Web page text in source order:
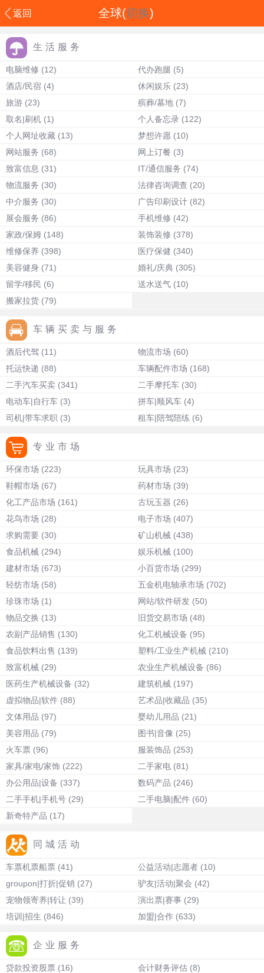
返回 全球(切换)
生活服务
电脑维修 (12) 代办跑腿 (5)
酒店/民宿 (4) 休闲娱乐 (23)
旅游 (23) 殡葬/墓地 (7)
取名|刷机 (1) 个人备忘录 (122)
个人网址收藏 (13) 梦想许愿 (10)
网站服务 (68) 网上订餐 (3)
致富信息 (31) IT/通信服务 (74)
物流服务 (30) 法律咨询调查 (20)
中介服务 (30) 广告印刷设计 (82)
展会服务 (86) 手机维修 (42)
家政/保姆 (148) 装饰装修 (378)
维修保养 (398) 医疗保健 (340)
美容健身 (71) 婚礼/庆典 (305)
留学/移民 (6) 送水送气 (10)
搬家拉货 (79)
车辆买卖与服务
酒后代驾 (11) 物流市场 (60)
托运快递 (88) 车辆配件市场 (168)
二手汽车买卖 (341) 二手摩托车 (30)
电动车|自行车 (3) 拼车|顺风车 (4)
司机|带车求职 (3) 租车|陪驾陪练 (6)
专业市场
环保市场 (223) 玩具市场 (23)
鞋帽市场 (67) 药材市场 (39)
化工产品市场 (161) 古玩玉器 (26)
花鸟市场 (28) 电子市场 (407)
求购需要 (30) 矿山机械 (438)
食品机械 (294) 娱乐机械 (100)
建材市场 (673) 小百货市场 (299)
轻纺市场 (58) 五金机电轴承市场 (702)
珍珠市场 (1) 网站/软件研发 (50)
物品交换 (13) 旧货交易市场 (48)
农副产品销售 (130) 化工机械设备 (95)
食品饮料出售 (139) 塑料/工业生产机械 (210)
致富机械 (29) 农业生产机械设备 (86)
医药生产机械设备 (32) 建筑机械 (197)
虚拟物品|软件 (88) 艺术品|收藏品 (35)
文体用品 (97) 婴幼儿用品 (21)
美容用品 (79) 图书|音像 (25)
火车票 (96) 服装饰品 (253)
家具/家电/家饰 (222) 二手家电 (81)
办公用品|设备 (337) 数码产品 (246)
二手手机|手机号 (29) 二手电脑|配件 (60)
新奇特产品 (17)
同城活动
车票机票船票 (41) 公益活动|志愿者 (10)
groupon|打折|促销 (27) 驴友|活动|聚会 (42)
宠物领寄养|转让 (39) 演出票|赛事 (29)
培训|招生 (846) 加盟|合作 (633)
企业服务
贷款投资股票 (16) 会计财务评估 (8)